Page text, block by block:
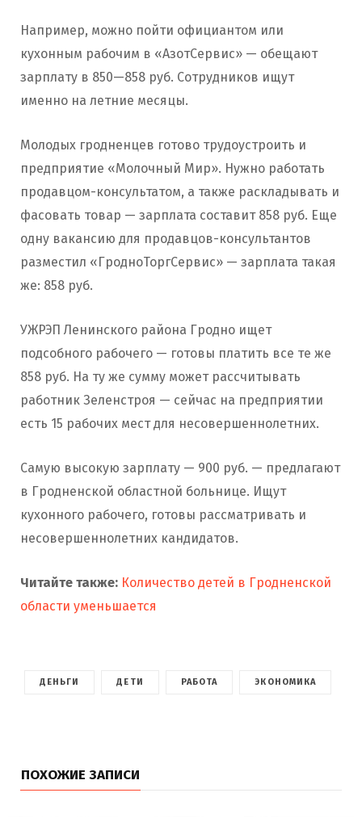
Например, можно пойти официантом или
кухонным рабочим в «АзотСервис» — обещают
зарплату в 850—858 руб. Сотрудников ищут
именно на летние месяцы.
Молодых гродненцев готово трудоустроить и
предприятие «Молочный Мир». Нужно работать
продавцом-консультатом, а также раскладывать и
фасовать товар — зарплата составит 858 руб. Еще
одну вакансию для продавцов-консультантов
разместил «ГродноТоргСервис» — зарплата такая
же: 858 руб.
УЖРЭП Ленинского района Гродно ищет
подсобного рабочего — готовы платить все те же
858 руб. На ту же сумму может рассчитывать
работник Зеленстроя — сейчас на предприятии
есть 15 рабочих мест для несовершеннолетних.
Самую высокую зарплату — 900 руб. — предлагают
в Гродненской областной больнице. Ищут
кухонного рабочего, готовы рассматривать и
несовершеннолетних кандидатов.
Читайте также: Количество детей в Гродненской
области уменьшается
ДЕНЬГИ ДЕТИ РАБОТА ЭКОНОМИКА
ПОХОЖИЕ ЗАПИСИ